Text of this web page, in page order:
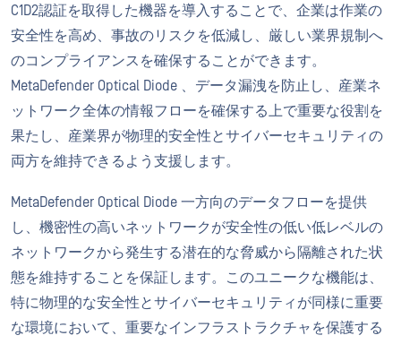
C1D2認証を取得した機器を導入することで、企業は作業の
安全性を高め、事故のリスクを低減し、厳しい業界規制へ
のコンプライアンスを確保することができます。
MetaDefender Optical Diode 、データ漏洩を防止し、産業ネ
ットワーク全体の情報フローを確保する上で重要な役割を
果たし、産業界が物理的安全性とサイバーセキュリティの
両方を維持できるよう支援します。
MetaDefender Optical Diode 一方向のデータフローを提供
し、機密性の高いネットワークが安全性の低い低レベルの
ネットワークから発生する潜在的な脅威から隔離された状
態を維持することを保証します。このユニークな機能は、
特に物理的な安全性とサイバーセキュリティが同様に重要
な環境において、重要なインフラストラクチャを保護する